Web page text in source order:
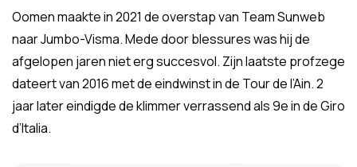
Oomen maakte in 2021 de overstap van Team Sunweb
naar Jumbo-Visma. Mede door blessures was hij de
afgelopen jaren niet erg succesvol. Zijn laatste profzege
dateert van 2016 met de eindwinst in de Tour de l’Ain. 2
jaar later eindigde de klimmer verrassend als 9e in de Giro
d’Italia.